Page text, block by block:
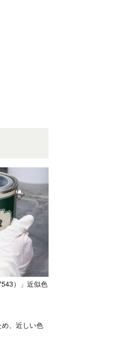
）」近似色
、近しい色